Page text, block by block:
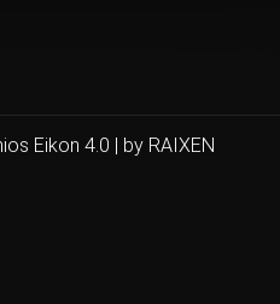
Eikon 4.0 | by RAIXEN